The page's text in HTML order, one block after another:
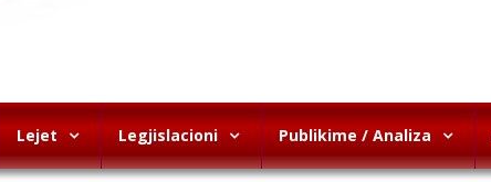
Lejet Legjislacioni Publikime / Analiza